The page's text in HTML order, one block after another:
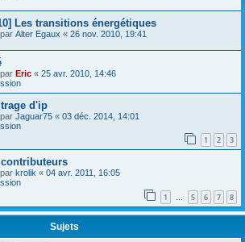
Les transitions énergétiques
Alter Egaux « 26 nov. 2010, 19:41
Eric « 25 avr. 2010, 14:46
d'ip
Jaguar75 « 03 déc. 2014, 14:01
1 2 3
contributeurs
krolik « 04 avr. 2011, 16:05
1 … 5 6 7 8
Sujets